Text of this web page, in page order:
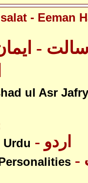
- Eeman
-
ul Asr Jafry
Urdu - اردو